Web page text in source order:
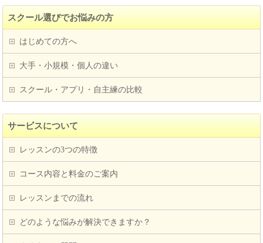
スクール選びでお悩みの方
はじめての方へ
大手・小規模・個人の違い
スクール・アプリ・自主練の比較
サービスについて
レッスンの3つの特徴
コース内容と料金のご案内
レッスンまでの流れ
どのような悩みが解決できますか？